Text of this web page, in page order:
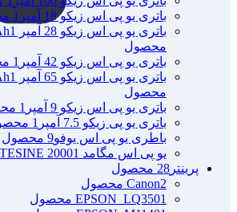
باتری یو پی اس زیکو 18 آمپر
1 محصول
باتری یو پی اس زیکو 28 آمپر zico UPS Battery 28Ah
1
محصول
باتری یو پی اس زیکو 42 آمپر
1 محصول
باتری یو پی اس زیکو 65 آمپر zico UPS Battery 65Ah
1
محصول
باتری یو پی اس زیکو 9 آمپر
1 محصول
باتری یو پی زیکو 7.5 آمپر
1 محصول
باطری یو پی اس یوفو9 محصول
یو پی اس مگامد GATESINE 2000 1 محصول
پرینتر 28 محصول
Canon2 محصول
EPSON_LQ3501 محصول